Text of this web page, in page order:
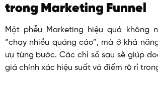
trong Marketing Funnel
Một phễu Marketing hiệu quả không
“chạy nhiều quảng cáo”, mà ở khả
ưu từng bước. Các chỉ số sau sẽ giúp
giá chính xác hiệu suất và điểm rò rỉ